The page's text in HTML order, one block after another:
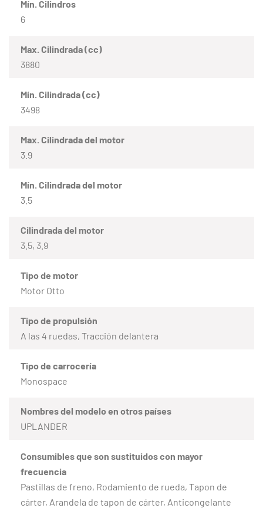
Mín. Cilindros
6
Max. Cilindrada (cc)
3880
Mín. Cilindrada (cc)
3498
Max. Cilindrada del motor
3.9
Mín. Cilindrada del motor
3.5
Cilindrada del motor
3.5, 3.9
Tipo de motor
Motor Otto
Tipo de propulsión
A las 4 ruedas, Tracción delantera
Tipo de carrocería
Monospace
Nombres del modelo en otros países
UPLANDER
Consumibles que son sustituidos con mayor
frecuencia
Pastillas de freno, Rodamiento de rueda, Tapon de
cárter, Arandela de tapon de cárter, Anticongelante